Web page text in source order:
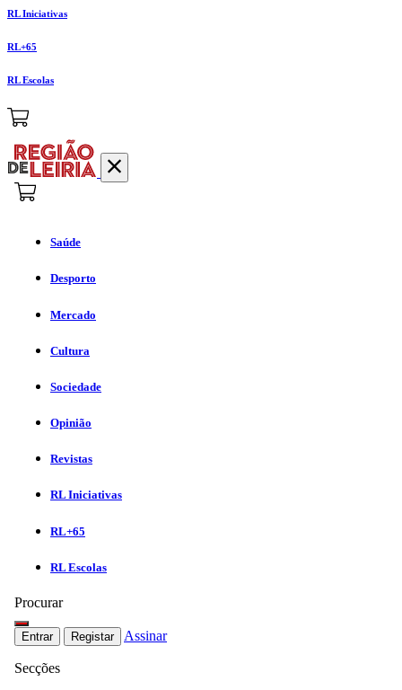
RL Iniciativas
RL+65
RL Escolas
Saúde
Desporto
Mercado
Cultura
Sociedade
Opinião
Revistas
RL Iniciativas
RL+65
RL Escolas
Procurar
Entrar Registar Assinar
Secções